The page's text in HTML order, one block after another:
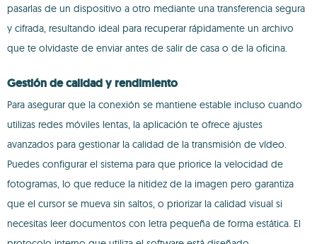
pasarlas de un dispositivo a otro mediante una transferencia segura
y cifrada, resultando ideal para recuperar rápidamente un archivo
que te olvidaste de enviar antes de salir de casa o de la oficina.
Gestión de calidad y rendimiento
Para asegurar que la conexión se mantiene estable incluso cuando
utilizas redes móviles lentas, la aplicación te ofrece ajustes
avanzados para gestionar la calidad de la transmisión de vídeo.
Puedes configurar el sistema para que priorice la velocidad de
fotogramas, lo que reduce la nitidez de la imagen pero garantiza
que el cursor se mueva sin saltos, o priorizar la calidad visual si
necesitas leer documentos con letra pequeña de forma estática. El